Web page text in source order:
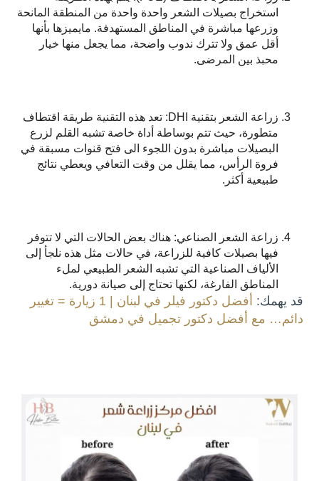
استخراج بصيلات الشعر واحدة واحدة من المنطقة المانحة
وزرعها مباشرة في المناطق المستهدفة. مايميزها بأنها
أقل عمق ولا تترك ندوب واضحة، مما يجعل منها خيار
محبذ بين المرضى.
زراعة الشعر بتقنية DHI: تعد هذه التقنية طريقة اقتطاف
متطورة، حيث تتم بوساطة أداة خاصة تشبه القلم لزرع
البصيلات مباشرة بدون اللجوء الى فتح قنوات مسبقة في
فروة الرأس، مما يقلل من وقت التعافي ويعطي نتائج
طبيعية أكثر.
زراعة الشعر الصناعي: هناك بعض الحالات التي لا تتوفر
فيها بصيلات كافية للزراعة، في حالات مثل هذه نلجأ إلى
الألياف الصناعية التي تشبه الشعر الطبيعي لملء
المناطق الفارغة، لكنها تحتاج إلى صيانة دورية.
قد يهمك:
أفضل دكتور فيلر في لبنان | 1 زيارة = تغيير
دائم… مع أفضل دكتور تجميل في دمشق